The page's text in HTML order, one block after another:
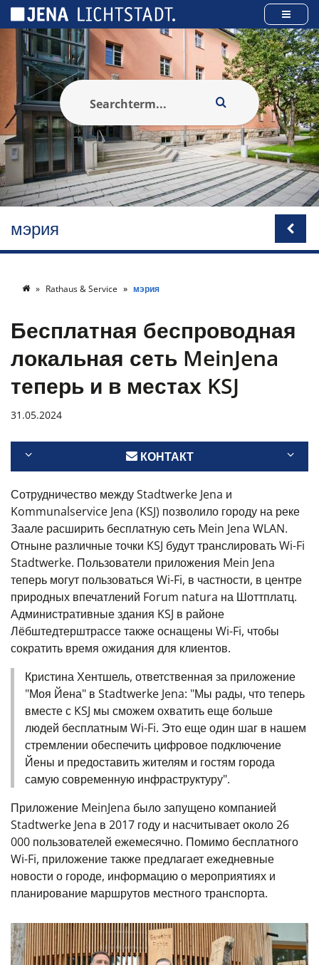
мэрия
Rathaus & Service мэрия
Бесплатная беспроводная
локальная сеть MeinJena
теперь и в местах KSJ
31.05.2024
КОНТАКТ
Сотрудничество между Stadtwerke Jena и
Kommunalservice Jena (KSJ) позволило городу на реке
Заале расширить бесплатную сеть Mein Jena WLAN.
Отныне различные точки KSJ будут транслировать Wi-Fi
Stadtwerke. Пользователи приложения Mein Jena
теперь могут пользоваться Wi-Fi, в частности, в центре
природных впечатлений Forum natura на Шоттплатц.
Административные здания KSJ в районе
Лёбштедтерштрассе также оснащены Wi-Fi, чтобы
сократить время ожидания для клиентов.
Кристина Хентшель, ответственная за приложение
"Моя Йена" в Stadtwerke Jena: "Мы рады, что теперь
вместе с KSJ мы сможем охватить еще больше
людей бесплатным Wi-Fi. Это еще один шаг в нашем
стремлении обеспечить цифровое подключение
Йены и предоставить жителям и гостям города
самую современную инфраструктуру".
Приложение MeinJena было запущено компанией
Stadtwerke Jena в 2017 году и насчитывает около 26
000 пользователей ежемесячно. Помимо бесплатного
Wi-Fi, приложение также предлагает ежедневные
новости о городе, информацию о мероприятиях и
планирование маршрутов местного транспорта.
Панель управления cookies